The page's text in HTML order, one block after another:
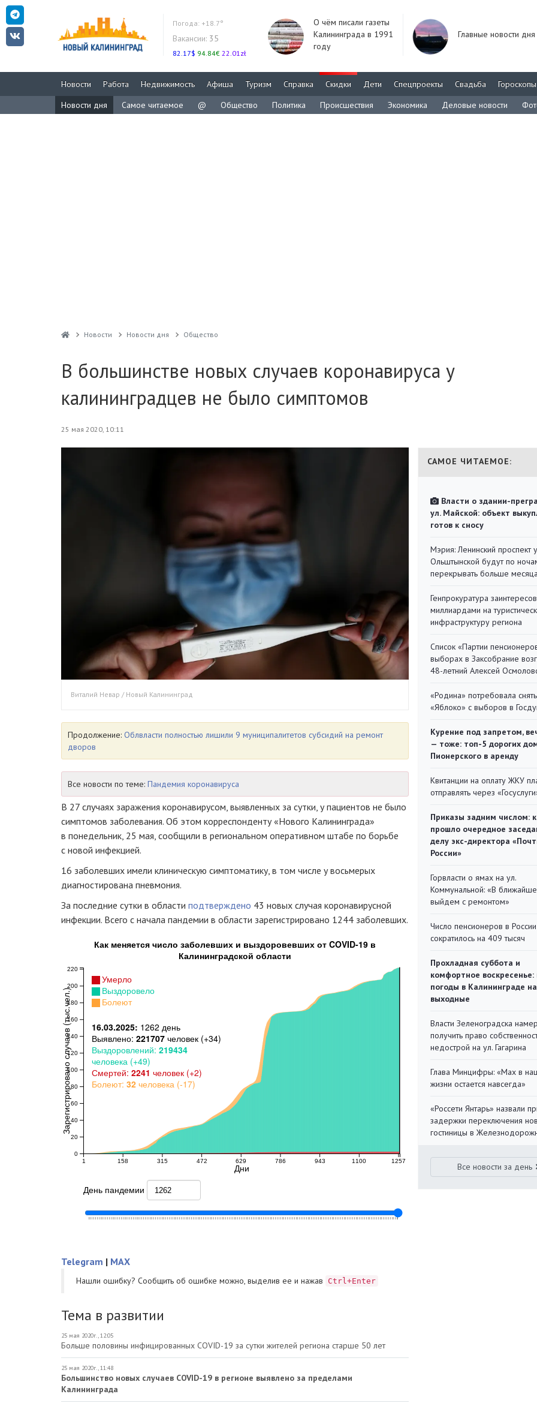
Погода: +18.7°
Вакансии: 35
82.17$ 94.84€ 22.01zł
О чём писали газеты
Калининграда в 1991
году
Главные новости дня
Новости Работа Недвижимость Афиша Туризм Справка Скидки Дети Спецпроекты Свадьба
Гороскопы
Новости дня
Самое читаемое @ Общество Политика Происшествия Экономика Деловые новости
Новости Новости дня Общество
В большинстве новых случаев коронавируса у
калининградцев не было симптомов
25 мая 2020, 10:11
Виталий Невар / Новый Калининград
Продолжение: Облвласти полностью лишили 9 муниципалитетов субсидий на ремонт
дворов
Все новости по теме: Пандемия коронавируса
В 27 случаях заражения коронавирусом, выявленных за сутки, у пациентов не было
симптомов заболевания. Об этом корреспонденту «Нового Калининграда»
в понедельник, 25 мая, сообщили в региональном оперативном штабе по борьбе
с новой инфекцией.
16 заболевших имели клиническую симптоматику, в том числе у восьмерых
диагностирована пневмония.
За последние сутки в области подтверждено 43 новых случая коронавирусной
инфекции. Всего с начала пандемии в области зарегистрировано 1244 заболевших.
Telegram | MAX
Нашли ошибку? Cообщить об ошибке можно, выделив ее и нажав Ctrl+Enter
Тема в развитии
25 мая 2020г., 12:05
Больше половины инфицированных COVID-19 за сутки жителей региона старше 50 лет
25 мая 2020г., 11:48
Большинство новых случаев COVID-19 в регионе выявлено за пределами
Калининграда
САМОЕ ЧИТАЕМОЕ:
Власти о здании-
ул. Майской: объект
готов к сносу
Мэрия: Ленинский проспект у
Ольштынской будут по
перекрывать больше месяца
Генпрокуратура
миллиардами на
инфраструктуру региона
Список «Партии
выборах в Заксобрание
48-летний Алексей
«Родина» потребовала снять
«Яблоко» с выборов в
Курение под запретом,
— тоже: топ-5 дорогих
Пионерского в аренду
Квитанции на оплату ЖКУ
отправлять через
Приказы задним числом:
прошло очередное
делу экс-директора
России»
Горвласти о ямах на ул.
Коммунальной: «В
выйдем с ремонтом»
Число пенсионеров в
сократилось на 409 тысяч
Прохладная суббота и
комфортное воскресенье:
погоды в Калининграде на
выходные
Власти Зеленоградска
получить право
недострой на ул. Гагарина
Глава Минцифры: «Мах в
жизни остается навсегда»
«Россети Янтарь» назвали
задержки переключения
гостиницы в
Все новости за день